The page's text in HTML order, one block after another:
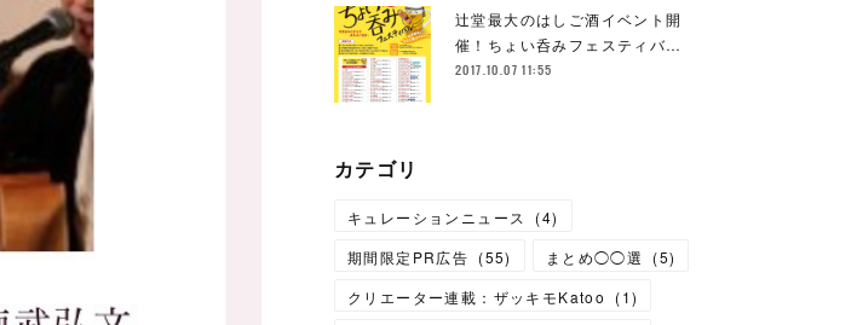
辻堂最大のはしご酒イベント開
催！ちょい呑みフェスティバ…
2017.10.07 11:55
カテゴリ
キュレーションニュース (4)
期間限定PR広告 (55) まとめ◯◯選 (5)
クリエーター連載：ザッキモKatoo
(1)